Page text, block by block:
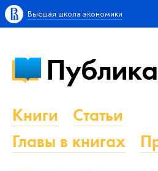
Высшая школа экономики
Книги
Статьи
Главы в книгах